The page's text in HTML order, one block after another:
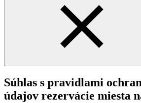
Súhlas s pravidlami
údajov rezervácie miesta